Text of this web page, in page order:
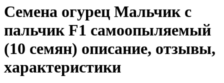
Семена огурец Мальчик с
пальчик F1 самоопыляемый
(10 семян) описание, отзывы,
характеристики